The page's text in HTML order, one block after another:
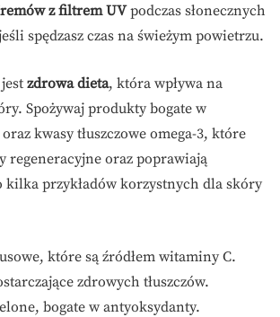
z filtrem UVpodczas słonecznych
spędzasz czas na świeżym powietrzu.
zdrowa dieta, która wpływa na
Spożywaj produkty bogate w
kwasy tłuszczowe omega-3, które
regeneracyjne oraz poprawiają
kilka przykładów korzystnych dla skóry
które są źródłem witaminy C.
zdrowych tłuszczów.
bogate w antyoksydanty.